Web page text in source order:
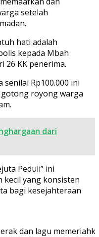
setelah
hati adalah
kepada Mbah
26 KK penerima.
Rp100.000 ini
royong warga
dari
Peduli” ini
kecil yang konsisten
bagi kesejahteraan
dan lagu